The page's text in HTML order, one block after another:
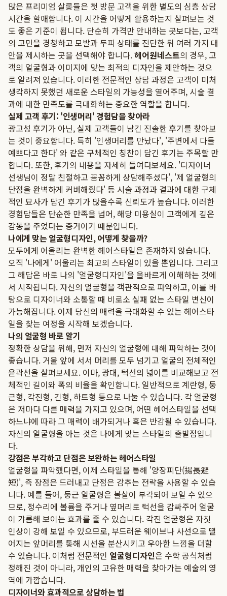
많은 프리미엄 살롱들은 첫 방문 고객을 위한 별도의 심층 상담
시간을 할애합니다. 이 시간을 어떻게 활용하는지 살펴보는 것
도 좋은 기준이 됩니다. 단순히 가격만 안내하는 곳보다는, 고객
의 고민을 경청하고 모발과 두피 상태를 진단한 뒤 여러 가지 대
안을 제시하는 곳을 선택해야 합니다.헤어원네스트의 경우, 고
객의 얼굴형과 이미지에 맞는 최적의 디자인을 제안하는 것으
로 알려져 있습니다. 이러한 전문적인 상담 과정은 고객이 미처
생각하지 못했던 새로운 스타일의 가능성을 열어주며, 시술 결
과에 대한 만족도를 극대화하는 중요한 역할을 합니다.
실제 고객 후기: '인생머리' 경험담을 찾아라
광고성 후기가 아닌, 실제 고객들이 남긴 진솔한 후기를 찾아보
는 것이 중요합니다. 특히 '인생머리를 만났다', '주변에서 다들
예쁘다고 한다' 와 같은 구체적인 칭찬이 담긴 후기는 주목할 만
합니다. 또한, 후기의 내용을 자세히 들여다보세요. '디자이너
선생님이 정말 친절하고 꼼꼼하게 상담해주셨다', '제 얼굴형의
단점을 완벽하게 커버해줬다' 등 시술 과정과 결과에 대한 구체
적인 묘사가 담긴 후기가 많을수록 신뢰도가 높습니다. 이러한
경험담들은 단순한 만족을 넘어, 해당 미용실이 고객에게 깊은
감동을 주었다는 증거이기 때문입니다.
나에게 맞는 얼굴형디자인, 어떻게 찾을까?
모두에게 어울리는 완벽한 헤어스타일은 존재하지 않습니다.
오직 '나에게' 어울리는 최고의 스타일이 있을 뿐입니다. 그리고
그 해답은 바로 나의 '얼굴형디자인'을 올바르게 이해하는 것에
서 시작됩니다. 자신의 얼굴형을 객관적으로 파악하고, 이를 바
탕으로 디자이너와 소통할 때 비로소 실패 없는 스타일 변신이
가능해집니다. 이제 당신의 매력을 극대화할 수 있는 헤어스타
일을 찾는 여정을 시작해 보겠습니다.
나의 얼굴형 바로 알기
정확한 상담을 위해, 먼저 자신의 얼굴형에 대해 파악하는 것이
좋습니다. 거울 앞에 서서 머리를 모두 넘기고 얼굴의 전체적인
윤곽선을 살펴보세요. 이마, 광대, 턱선의 넓이를 비교해보고 전
체적인 길이와 폭의 비율을 확인합니다. 일반적으로 계란형, 둥
근형, 각진형, 긴형, 하트형 등으로 나눌 수 있습니다. 각 얼굴형
은 저마다 다른 매력을 가지고 있으며, 어떤 헤어스타일을 선택
하느냐에 따라 그 매력이 배가되거나 혹은 반감될 수 있습니다.
자신의 얼굴형을 아는 것은 나에게 맞는 스타일의 출발점입니
다.
강점은 부각하고 단점은 보완하는 헤어스타일
얼굴형을 파악했다면, 이제 스타일을 통해 '양장피단(揚長避
短)', 즉 장점은 드러내고 단점은 감추는 전략을 사용할 수 있습
니다. 예를 들어, 둥근 얼굴형은 볼살이 부각되어 보일 수 있으
므로, 정수리에 볼륨을 주거나 옆머리로 턱선을 감싸주어 얼굴
이 갸름해 보이는 효과를 줄 수 있습니다. 각진 얼굴형은 자칫
인상이 강해 보일 수 있으므로, 부드러운 웨이브나 사선으로 떨
어지는 앞머리를 통해 시선을 분산시키고 우아한 느낌을 더할
수 있습니다. 이처럼 전문적인 얼굴형디자인은 수학 공식처럼
정해진 것이 아니라, 개인의 고유한 매력을 찾아가는 예술의 영
역에 가깝습니다.
디자이너와 효과적으로 상담하는 법